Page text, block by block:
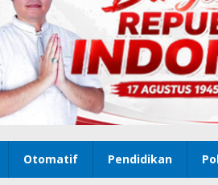
Otomatif Pendidikan